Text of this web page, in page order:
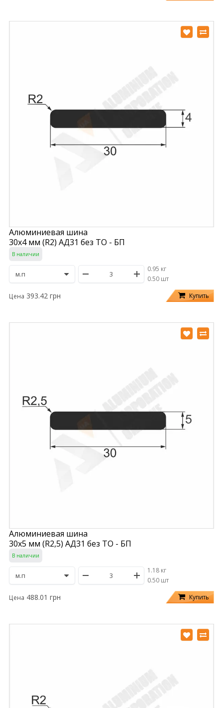
Алюминиевая шина
30х4 мм (R2) АД31 без ТО - БП
В наличии
0.95 кг
/0.50 шт
Цена 393.42 грн Купить
Алюминиевая шина
30х5 мм (R2,5) АД31 без ТО - БП
В наличии
1.18 кг
/0.50 шт
Цена 488.01 грн Купить